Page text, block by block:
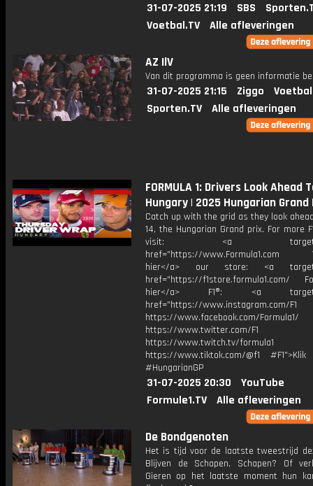
31-07-2025 21:19 SBS
Voetbal.TV
Alle afleveringen
AZ IlV
Van dit programma is geen informatie
31-07-2025 21:15 Ziggo
Sporten.TV
Alle afleveringen
FORMULA 1: Drivers Look Ahead
Hungary | 2025 Hungarian Grand
Catch up with the grid as they look
14, the Hungarian Grand prix. For more
visit: <a
href="https://www.Formula1.com
hier</a> our store: <a
href="https://f1store.formula1.com/
hier</a> F1®: <a
href="https://www.instagram.com/F1
https://www.facebook.com/Formula1/
https://www.twitter.com/F1
https://www.twitch.tv/formula1
https://www.tiktok.com/@f1
#HungarianGP
31-07-2025 20:30
YouTube
Formule1.TV
Alle afleveringen
De Bondgenoten
Het is tijd voor de laatste tweestrijd
Blijven de Schapen, Schapen? Of
Gieren op het laatste moment hun